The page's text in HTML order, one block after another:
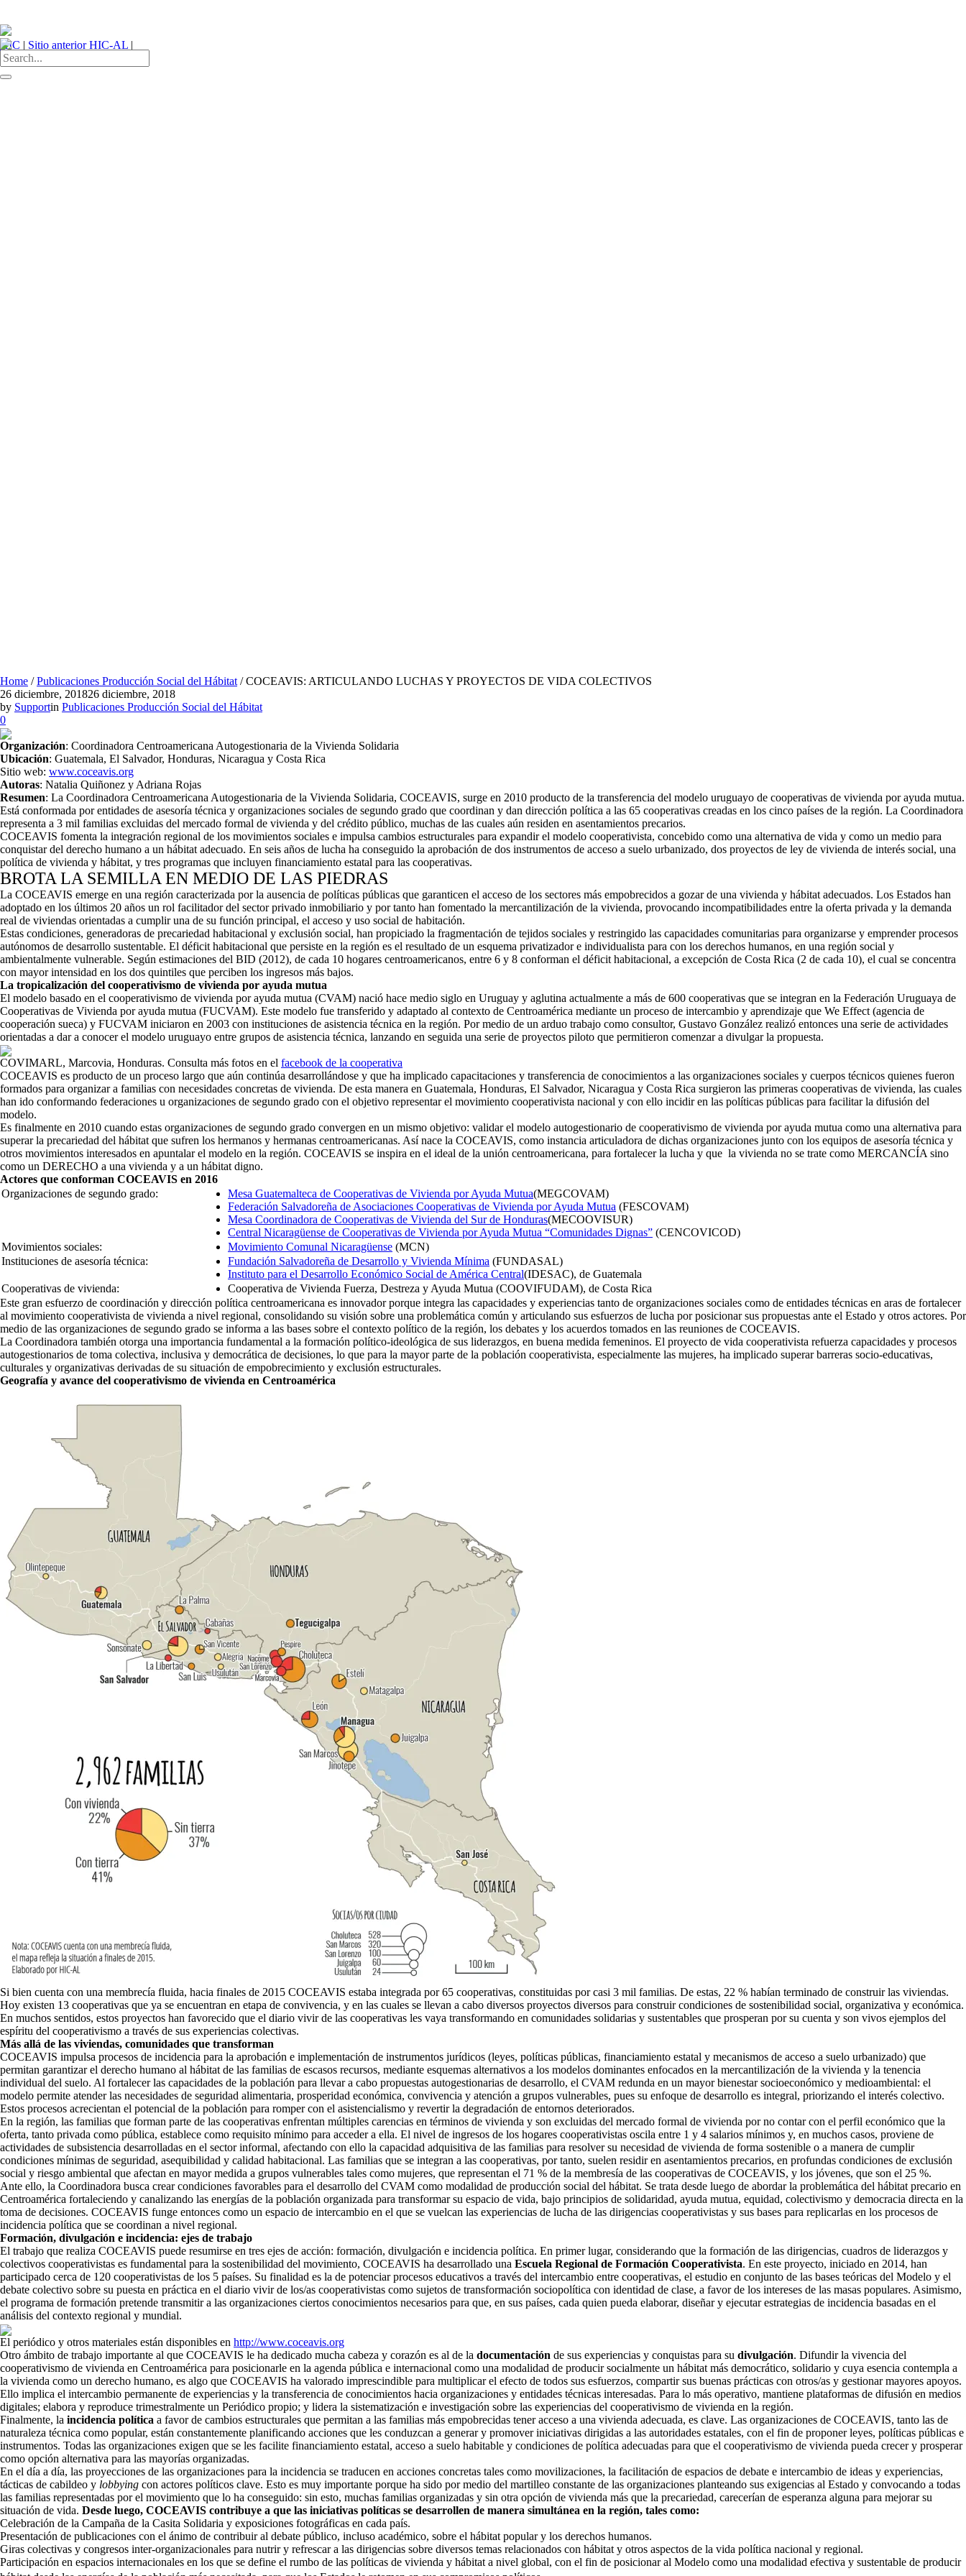
HIC | Sitio anterior HIC-AL |
(+52 55) 5512 6726
Home /Publicaciones Producción Social del Hábitat /COCEAVIS: ARTICULANDO LUCHAS Y PROYECTOS DE VIDA COLECTIVOS
26 diciembre, 201826 diciembre, 2018
by Supportin Publicaciones Producción Social del Hábitat
0
Organización: Coordinadora Centroamericana Autogestionaria de la Vivienda Solidaria
Ubicación: Guatemala, El Salvador, Honduras, Nicaragua y Costa Rica
Sitio web: www.coceavis.org
Autoras: Natalia Quiñonez y Adriana Rojas
Resumen: La Coordinadora Centroamericana Autogestionaria de la Vivienda Solidaria, COCEAVIS, surge en 2010 producto de la transferencia del modelo uruguayo de cooperativas de vivienda por ayuda mutua.
Está conformada por entidades de asesoría técnica y organizaciones sociales de segundo grado que coordinan y dan dirección política a las 65 cooperativas creadas en los cinco países de la región. La Coordinadora
representa a 3 mil familias excluidas del mercado formal de vivienda y del crédito público, muchas de las cuales aún residen en asentamientos precarios.
COCEAVIS fomenta la integración regional de los movimientos sociales e impulsa cambios estructurales para expandir el modelo cooperativista, concebido como una alternativa de vida y como un medio para
conquistar del derecho humano a un hábitat adecuado. En seis años de lucha ha conseguido la aprobación de dos instrumentos de acceso a suelo urbanizado, dos proyectos de ley de vivienda de interés social, una
política de vivienda y hábitat, y tres programas que incluyen financiamiento estatal para las cooperativas.
BROTA LA SEMILLA EN MEDIO DE LAS PIEDRAS
La COCEAVIS emerge en una región caracterizada por la ausencia de políticas públicas que garanticen el acceso de los sectores más empobrecidos a gozar de una vivienda y hábitat adecuados. Los Estados han
adoptado en los últimos 20 años un rol facilitador del sector privado inmobiliario y por tanto han fomentado la mercantilización de la vivienda, provocando incompatibilidades entre la oferta privada y la demanda
real de viviendas orientadas a cumplir una de su función principal, el acceso y uso social de habitación.
Estas condiciones, generadoras de precariedad habitacional y exclusión social, han propiciado la fragmentación de tejidos sociales y restringido las capacidades comunitarias para organizarse y emprender procesos
autónomos de desarrollo sustentable. El déficit habitacional que persiste en la región es el resultado de un esquema privatizador e individualista para con los derechos humanos, en una región social y
ambientalmente vulnerable. Según estimaciones del BID (2012), de cada 10 hogares centroamericanos, entre 6 y 8 conforman el déficit habitacional, a excepción de Costa Rica (2 de cada 10), el cual se concentra
con mayor intensidad en los dos quintiles que perciben los ingresos más bajos.
La tropicalización del cooperativismo de vivienda por ayuda mutua
El modelo basado en el cooperativismo de vivienda por ayuda mutua (CVAM) nació hace medio siglo en Uruguay y aglutina actualmente a más de 600 cooperativas que se integran en la Federación Uruguaya de
Cooperativas de Vivienda por ayuda mutua (FUCVAM). Este modelo fue transferido y adaptado al contexto de Centroamérica mediante un proceso de intercambio y aprendizaje que We Effect (agencia de
cooperación sueca) y FUCVAM iniciaron en 2003 con instituciones de asistencia técnica en la región. Por medio de un arduo trabajo como consultor, Gustavo González realizó entonces una serie de actividades
orientadas a dar a conocer el modelo uruguayo entre grupos de asistencia técnica, lanzando en seguida una serie de proyectos piloto que permitieron comenzar a divulgar la propuesta.
COVIMARL, Marcovia, Honduras. Consulta más fotos en el facebook de la cooperativa
COCEAVIS es producto de un proceso largo que aún continúa desarrollándose y que ha implicado capacitaciones y transferencia de conocimientos a las organizaciones sociales y cuerpos técnicos quienes fueron
formados para organizar a familias con necesidades concretas de vivienda. De esta manera en Guatemala, Honduras, El Salvador, Nicaragua y Costa Rica surgieron las primeras cooperativas de vivienda, las cuales
han ido conformando federaciones u organizaciones de segundo grado con el objetivo representar el movimiento cooperativista nacional y con ello incidir en las políticas públicas para facilitar la difusión del
modelo.
Es finalmente en 2010 cuando estas organizaciones de segundo grado convergen en un mismo objetivo: validar el modelo autogestionario de cooperativismo de vivienda por ayuda mutua como una alternativa para
superar la precariedad del hábitat que sufren los hermanos y hermanas centroamericanas. Así nace la COCEAVIS, como instancia articuladora de dichas organizaciones junto con los equipos de asesoría técnica y
otros movimientos interesados en apuntalar el modelo en la región. COCEAVIS se inspira en el ideal de la unión centroamericana, para fortalecer la lucha y que la vivienda no se trate como MERCANCÍA sino
como un DERECHO a una vivienda y a un hábitat digno.
Actores que conforman COCEAVIS en 2016
Organizaciones de segundo grado:
Mesa Guatemalteca de Cooperativas de Vivienda por Ayuda Mutua(MEGCOVAM)
Federación Salvadoreña de Asociaciones Cooperativas de Vivienda por Ayuda Mutua (FESCOVAM)
Mesa Coordinadora de Cooperativas de Vivienda del Sur de Honduras(MECOOVISUR)
Central Nicaragüense de Cooperativas de Vivienda por Ayuda Mutua “Comunidades Dignas” (CENCOVICOD)
Movimientos sociales:
Movimiento Comunal Nicaragüense (MCN)
Instituciones de asesoría técnica:
Fundación Salvadoreña de Desarrollo y Vivienda Mínima (FUNDASAL)
Instituto para el Desarrollo Económico Social de América Central(IDESAC), de Guatemala
Cooperativas de vivienda:
Cooperativa de Vivienda Fuerza, Destreza y Ayuda Mutua (COOVIFUDAM), de Costa Rica
Este gran esfuerzo de coordinación y dirección política centroamericana es innovador porque integra las capacidades y experiencias tanto de organizaciones sociales como de entidades técnicas en aras de fortalecer
al movimiento cooperativista de vivienda a nivel regional, consolidando su visión sobre una problemática común y articulando sus esfuerzos de lucha por posicionar sus propuestas ante el Estado y otros actores. Por
medio de las organizaciones de segundo grado se informa a las bases sobre el contexto político de la región, los debates y los acuerdos tomados en las reuniones de COCEAVIS.
La Coordinadora también otorga una importancia fundamental a la formación político-ideológica de sus liderazgos, en buena medida femeninos. El proyecto de vida cooperativista refuerza capacidades y procesos
autogestionarios de toma colectiva, inclusiva y democrática de decisiones, lo que para la mayor parte de la población cooperativista, especialmente las mujeres, ha implicado superar barreras socio-educativas,
culturales y organizativas derivadas de su situación de empobrecimiento y exclusión estructurales.
Geografía y avance del cooperativismo de vivienda en Centroamérica
Si bien cuenta con una membrecía fluida, hacia finales de 2015 COCEAVIS estaba integrada por 65 cooperativas, constituidas por casi 3 mil familias. De estas, 22 % habían terminado de construir las viviendas.
Hoy existen 13 cooperativas que ya se encuentran en etapa de convivencia, y en las cuales se llevan a cabo diversos proyectos diversos para construir condiciones de sostenibilidad social, organizativa y económica.
En muchos sentidos, estos proyectos han favorecido que el diario vivir de las cooperativas les vaya transformando en comunidades solidarias y sustentables que prosperan por su cuenta y son vivos ejemplos del
espíritu del cooperativismo a través de sus experiencias colectivas.
Más allá de las viviendas, comunidades que transforman
COCEAVIS impulsa procesos de incidencia para la aprobación e implementación de instrumentos jurídicos (leyes, políticas públicas, financiamiento estatal y mecanismos de acceso a suelo urbanizado) que
permitan garantizar el derecho humano al hábitat de las familias de escasos recursos, mediante esquemas alternativos a los modelos dominantes enfocados en la mercantilización de la vivienda y la tenencia
individual del suelo. Al fortalecer las capacidades de la población para llevar a cabo propuestas autogestionarias de desarrollo, el CVAM redunda en un mayor bienestar socioeconómico y medioambiental: el
modelo permite atender las necesidades de seguridad alimentaria, prosperidad económica, convivencia y atención a grupos vulnerables, pues su enfoque de desarrollo es integral, priorizando el interés colectivo.
Estos procesos acrecientan el potencial de la población para romper con el asistencialismo y revertir la degradación de entornos deteriorados.
En la región, las familias que forman parte de las cooperativas enfrentan múltiples carencias en términos de vivienda y son excluidas del mercado formal de vivienda por no contar con el perfil económico que la
oferta, tanto privada como pública, establece como requisito mínimo para acceder a ella. El nivel de ingresos de los hogares cooperativistas oscila entre 1 y 4 salarios mínimos y, en muchos casos, proviene de
actividades de subsistencia desarrolladas en el sector informal, afectando con ello la capacidad adquisitiva de las familias para resolver su necesidad de vivienda de forma sostenible o a manera de cumplir
condiciones mínimas de seguridad, asequibilidad y calidad habitacional. Las familias que se integran a las cooperativas, por tanto, suelen residir en asentamientos precarios, en profundas condiciones de exclusión
social y riesgo ambiental que afectan en mayor medida a grupos vulnerables tales como mujeres, que representan el 71 % de la membresía de las cooperativas de COCEAVIS, y los jóvenes, que son el 25 %.
Ante ello, la Coordinadora busca crear condiciones favorables para el desarrollo del CVAM como modalidad de producción social del hábitat. Se trata desde luego de abordar la problemática del hábitat precario en
Centroamérica fortaleciendo y canalizando las energías de la población organizada para transformar su espacio de vida, bajo principios de solidaridad, ayuda mutua, equidad, colectivismo y democracia directa en la
toma de decisiones. COCEAVIS funge entonces como un espacio de intercambio en el que se vuelcan las experiencias de lucha de las dirigencias cooperativistas y sus bases para replicarlas en los procesos de
incidencia política que se coordinan a nivel regional.
Formación, divulgación e incidencia: ejes de trabajo
El trabajo que realiza COCEAVIS puede resumirse en tres ejes de acción: formación, divulgación e incidencia política. En primer lugar, considerando que la formación de las dirigencias, cuadros de liderazgos y
colectivos cooperativistas es fundamental para la sostenibilidad del movimiento, COCEAVIS ha desarrollado una Escuela Regional de Formación Cooperativista. En este proyecto, iniciado en 2014, han
participado cerca de 120 cooperativistas de los 5 países. Su finalidad es la de potenciar procesos educativos a través del intercambio entre cooperativas, el estudio en conjunto de las bases teóricas del Modelo y el
debate colectivo sobre su puesta en práctica en el diario vivir de los/as cooperativistas como sujetos de transformación sociopolítica con identidad de clase, a favor de los intereses de las masas populares. Asimismo,
el programa de formación pretende transmitir a las organizaciones ciertos conocimientos necesarios para que, en sus países, cada quien pueda elaborar, diseñar y ejecutar estrategias de incidencia basadas en el
análisis del contexto regional y mundial.
El periódico y otros materiales están disponibles en http://www.coceavis.org
Otro ámbito de trabajo importante al que COCEAVIS le ha dedicado mucha cabeza y corazón es al de la documentación de sus experiencias y conquistas para su divulgación. Difundir la vivencia del
cooperativismo de vivienda en Centroamérica para posicionarle en la agenda pública e internacional como una modalidad de producir socialmente un hábitat más democrático, solidario y cuya esencia contempla a
la vivienda como un derecho humano, es algo que COCEAVIS ha valorado imprescindible para multiplicar el efecto de todos sus esfuerzos, compartir sus buenas prácticas con otros/as y gestionar mayores apoyos.
Ello implica el intercambio permanente de experiencias y la transferencia de conocimientos hacia organizaciones y entidades técnicas interesadas. Para lo más operativo, mantiene plataformas de difusión en medios
digitales; elabora y reproduce trimestralmente un Periódico propio; y lidera la sistematización e investigación sobre las experiencias del cooperativismo de vivienda en la región.
Finalmente, la incidencia política a favor de cambios estructurales que permitan a las familias más empobrecidas tener acceso a una vivienda adecuada, es clave. Las organizaciones de COCEAVIS, tanto las de
naturaleza técnica como popular, están constantemente planificando acciones que les conduzcan a generar y promover iniciativas dirigidas a las autoridades estatales, con el fin de proponer leyes, políticas públicas e
instrumentos. Todas las organizaciones exigen que se les facilite financiamiento estatal, acceso a suelo habitable y condiciones de política adecuadas para que el cooperativismo de vivienda pueda crecer y prosperar
como opción alternativa para las mayorías organizadas.
En el día a día, las proyecciones de las organizaciones para la incidencia se traducen en acciones concretas tales como movilizaciones, la facilitación de espacios de debate e intercambio de ideas y experiencias,
tácticas de cabildeo y lobbying con actores políticos clave. Esto es muy importante porque ha sido por medio del martilleo constante de las organizaciones planteando sus exigencias al Estado y convocando a todas
las familias representadas por el movimiento que lo ha conseguido: sin esto, muchas familias organizadas y sin otra opción de vivienda más que la precariedad, carecerían de esperanza alguna para mejorar su
situación de vida. Desde luego, COCEAVIS contribuye a que las iniciativas políticas se desarrollen de manera simultánea en la región, tales como:
Celebración de la Campaña de la Casita Solidaria y exposiciones fotográficas en cada país.
Presentación de publicaciones con el ánimo de contribuir al debate público, incluso académico, sobre el hábitat popular y los derechos humanos.
Giras colectivas y congresos inter-organizacionales para nutrir y refrescar a las dirigencias sobre diversos temas relacionados con hábitat y otros aspectos de la vida política nacional y regional.
Participación en espacios internacionales en los que se define el rumbo de las políticas de vivienda y hábitat a nivel global, con el fin de posicionar al Modelo como una modalidad efectiva y sustentable de producir